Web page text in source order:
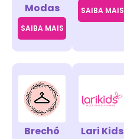
Modas
SAIBA MAIS
SAIBA MAIS
Brechó
Lari Kids